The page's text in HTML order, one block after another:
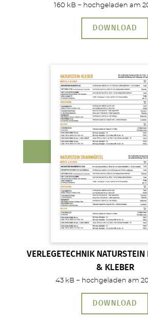
160 kB − hochgeladen am
DOWNLOAD
VERLEGETECHNIK
& KLEBER
43 kB − hochgeladen am
DOWNLOAD